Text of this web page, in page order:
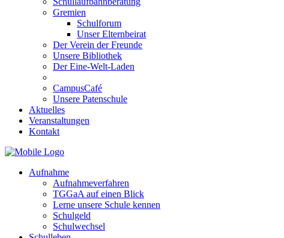
Gremien
Schulforum
Unser Elternbeirat
Der Verein der Freunde
Unsere Bibliothek
Der Eine-Welt-Laden
CampusCafé
Unsere Patenschule
Aktuelles
Veranstaltungen
Kontakt
Aufnahme
Aufnahmeverfahren
TGGaA auf einen Blick
Lerne unsere Schule kennen
Schulgeld
Schulwechsel